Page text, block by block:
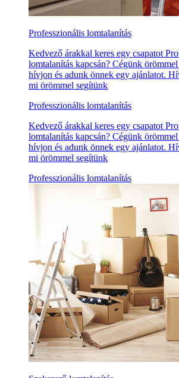
Professzionális lomtalanítás
Kedvező árakkal keres egy csapatot
lomtalanítás kapcsán? Cégünk
hívjon és adunk önnek egy ajánlatot.
mi örömmel segítünk
Professzionális lomtalanítás
Kedvező árakkal keres egy csapatot
lomtalanítás kapcsán? Cégünk
hívjon és adunk önnek egy ajánlatot.
mi örömmel segítünk
Professzionális lomtalanítás